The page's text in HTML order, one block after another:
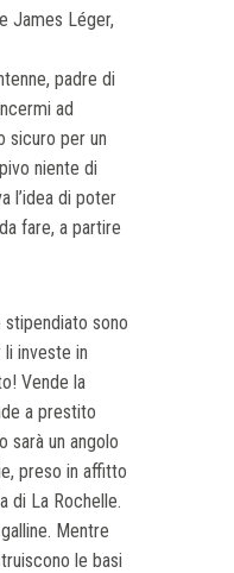
James Léger,
padre di
ad
sicuro per un
niente di
l’idea di poter
fare, a partire
stipendiato sono
investe in
Vende la
a prestito
sarà un angolo
preso in affitto
di La Rochelle.
Mentre
le basi